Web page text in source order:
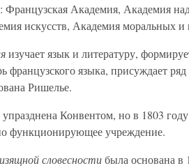
Французская Академия, Академия
искусств, Академия моральных и
изучает язык и литературу,
французского языка, присуждает
Ришелье.
Конвентом, но в 1803
функционирующее учреждение.
словесностибыла основана